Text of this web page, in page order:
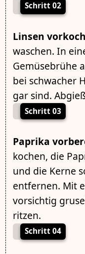
Schritt 02
Linsen
waschen. In
Gemüsebrühe
bei schwacher
gar sind.
Schritt 03
Paprika
kochen, die
und die Kerne
entfernen. Mit
vorsichtig
ritzen.
Schritt 04